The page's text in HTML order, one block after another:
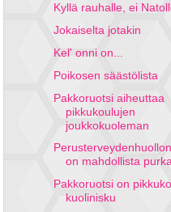
Kyllä rauhalle, ei
Jokaiselta jotakin
Kel' onni on...
Poikosen säästölista
Pakkoruotsi aiheuttaa
pikkukoulujen
joukkokuoleman
on mahdollista
Pakkoruotsi on
kuolinisku